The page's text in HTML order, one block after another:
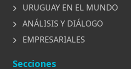
URUGUAY EN EL MUNDO
ANÁLISIS Y DIÁLOGO
EMPRESARIALES
Secciones